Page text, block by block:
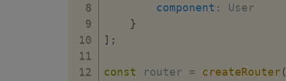
component :
User
}
] ;
const router = createRouter (